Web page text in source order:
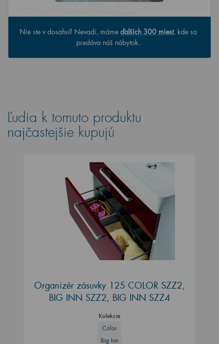
Nie ste v dosahu? Nevadí, máme ďalších 300 miest, kde sa
predáva náš nábytok.
Ľudia k tomuto produktu
najčastejšie kupujú
Organizér zásuvky 125 COLOR SZZ2,
BIG INN SZZ2, BIG INN SZZ4
Kolekcie
Color
Big Inn